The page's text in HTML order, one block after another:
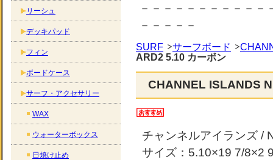
－－－－－－－－－－
－－－－－
SURF サーフボード
ARD2 5.10 カーボン
CHANNEL ISLANDS
チャンネルアイランズ /
サイズ：5.10×19 7/8×2
リーシュ
デッキパッド
フィン
ボードケース
サーフ・アクセサリー
WAX
ウォーターボックス
日焼け止め